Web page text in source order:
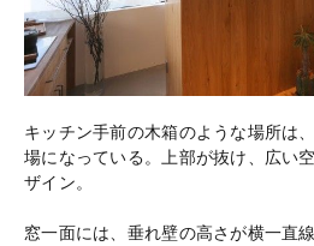
キッチン手前の木箱のような場所は
場になっている。上部が抜け、広い
ザイン。
窓一面には、垂れ壁の高さが横一直